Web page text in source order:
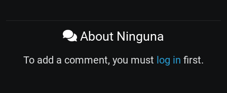
About Ninguna
To add a comment, you must log in first.